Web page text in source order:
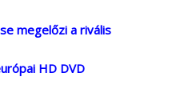
megelőzi a rivális
HD DVD